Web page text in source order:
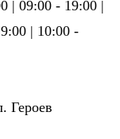
| 09:00 - 19:00 |
| 10:00 -
Героев